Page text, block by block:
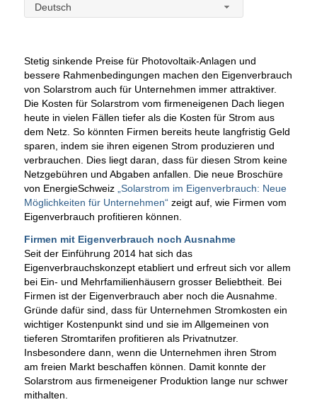
Deutsch
Stetig sinkende Preise für Photovoltaik-Anlagen und
bessere Rahmenbedingungen machen den Eigenverbrauch
von Solarstrom auch für Unternehmen immer attraktiver.
Die Kosten für Solarstrom vom firmeneigenen Dach liegen
heute in vielen Fällen tiefer als die Kosten für Strom aus
dem Netz. So könnten Firmen bereits heute langfristig Geld
sparen, indem sie ihren eigenen Strom produzieren und
verbrauchen. Dies liegt daran, dass für diesen Strom keine
Netzgebühren und Abgaben anfallen. Die neue Broschüre
von EnergieSchweiz „Solarstrom im Eigenverbrauch: Neue
Möglichkeiten für Unternehmen“ zeigt auf, wie Firmen vom
Eigenverbrauch profitieren können.
Firmen mit Eigenverbrauch noch Ausnahme
Seit der Einführung 2014 hat sich das
Eigenverbrauchskonzept etabliert und erfreut sich vor allem
bei Ein- und Mehrfamilienhäusern grosser Beliebtheit. Bei
Firmen ist der Eigenverbrauch aber noch die Ausnahme.
Gründe dafür sind, dass für Unternehmen Stromkosten ein
wichtiger Kostenpunkt sind und sie im Allgemeinen von
tieferen Stromtarifen profitieren als Privatnutzer.
Insbesondere dann, wenn die Unternehmen ihren Strom
am freien Markt beschaffen können. Damit konnte der
Solarstrom aus firmeneigener Produktion lange nur schwer
mithalten.